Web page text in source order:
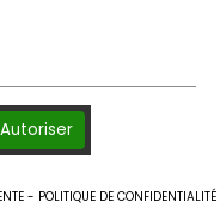
Autoriser
POLITIQUE DE CONFIDENTIALITÉ